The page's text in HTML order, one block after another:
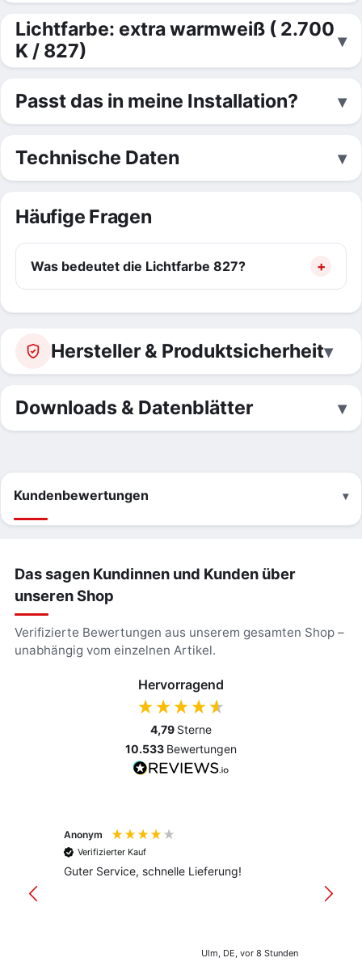
Lichtfarbe: extra warmweiß ( 2.700
K / 827)
Passt das in meine Installation?
Technische Daten
Häufige Fragen
Was bedeutet die Lichtfarbe 827?
Hersteller & Produktsicherheit
Downloads & Datenblätter
Kundenbewertungen
Das sagen Kundinnen und Kunden über
unseren Shop
Verifizierte Bewertungen aus unserem gesamten Shop –
unabhängig vom einzelnen Artikel.
Hervorragend
4,79 Sterne
10.533 Bewertungen
Anonym
Verifizierter Kauf
Guter Service, schnelle Lieferung!
Ulm, DE, vor 8 Stunden